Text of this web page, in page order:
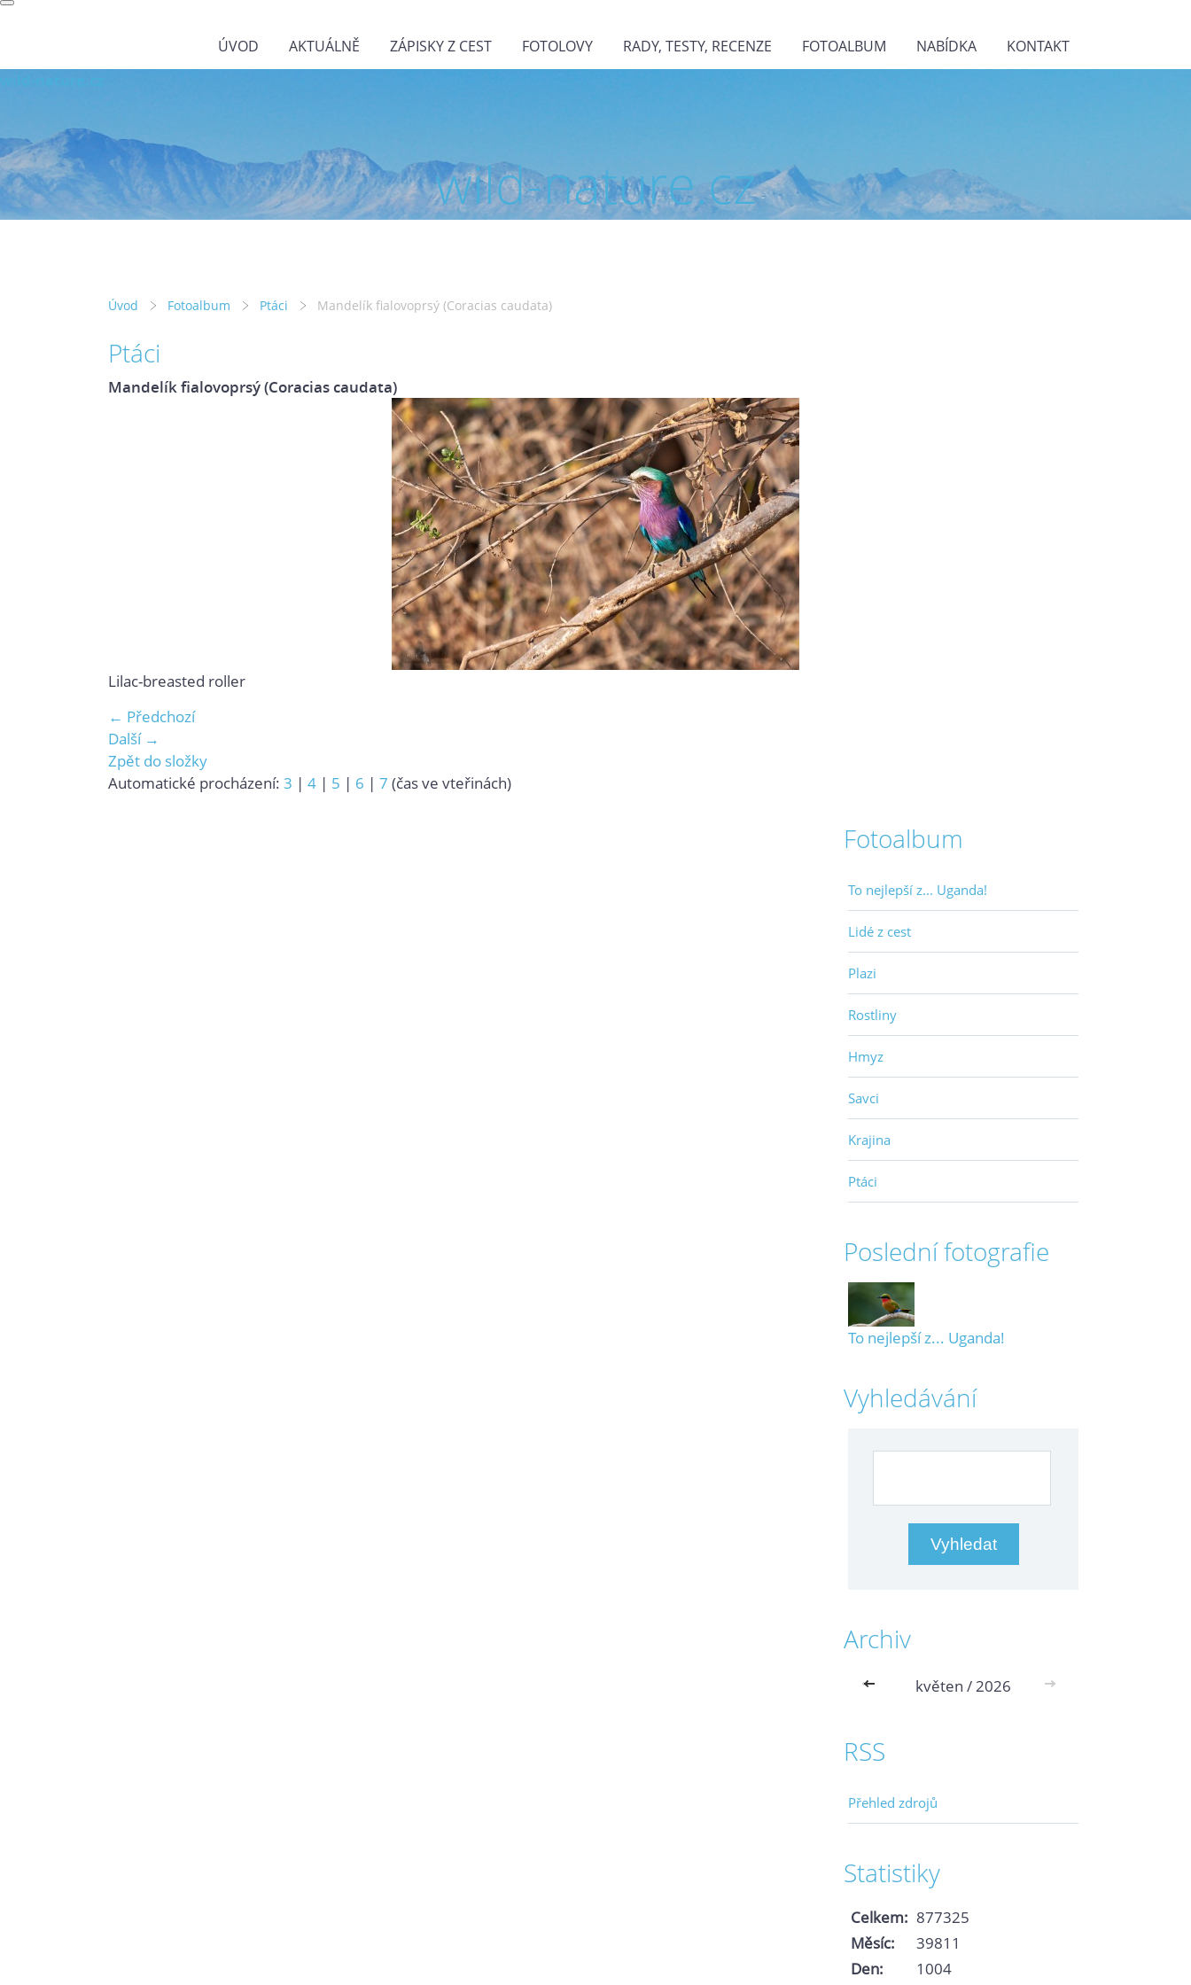
ÚVOD AKTUÁLNĚ ZÁPISKY Z CEST FOTOLOVY RADY, TESTY, RECENZE FOTOALBUM NABÍDKA KONTAKT
wild-nature.cz
Úvod Fotoalbum Ptáci Mandelík fialovoprsý (Coracias caudata)
Ptáci
Mandelík fialovoprsý (Coracias caudata)
Lilac-breasted roller
← Předchozí
Další →
Zpět do složky
Automatické procházení: 3 | 4 | 5 | 6 | 7 (čas ve vteřinách)
Fotoalbum
To nejlepší z... Uganda!
Lidé z cest
Plazi
Rostliny
Hmyz
Savci
Krajina
Ptáci
Poslední fotografie
To nejlepší z... Uganda!
Vyhledávání
Archiv
<< květen / 2026 >>
RSS
Přehled zdrojů
Statistiky
Celkem: 877325
Měsíc:
39811
Den:
1004